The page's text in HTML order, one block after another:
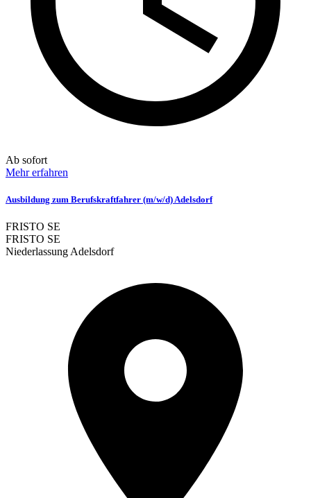
Ab sofort
Mehr erfahren
Ausbildung zum Berufskraftfahrer (m/w/d) Adelsdorf
FRISTO SE
FRISTO SE
Niederlassung Adelsdorf